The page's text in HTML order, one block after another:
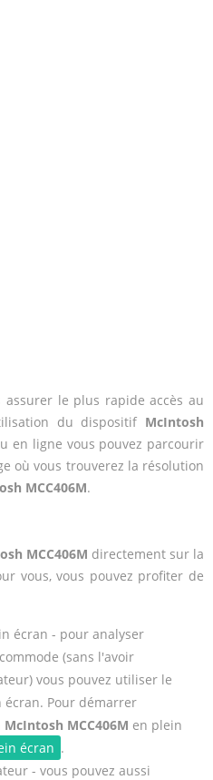
le plus rapide accès au
du dispositif McIntosh
en ligne vous pouvez parcourir
où vous trouverez la résolution
MCC406M.
MCC406M directement sur la
vous, vous pouvez profiter de
écran - pour analyser
(sans l'avoir
vous pouvez utiliser le
Pour démarrer
McIntosh MCC406M en plein
écran .
- vous pouvez aussi